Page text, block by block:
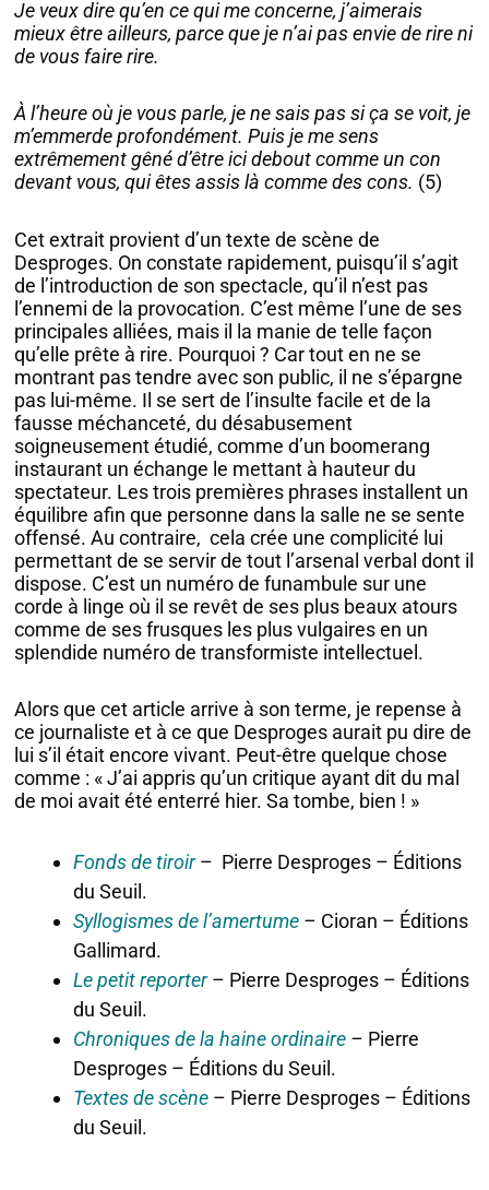
Je veux dire qu’en ce qui me concerne, j’aimerais
mieux être ailleurs, parce que je n’ai pas envie de rire ni
de vous faire rire.
À l’heure où je vous parle, je ne sais pas si ça se voit, je
m’emmerde profondément. Puis je me sens
extrêmement gêné d’être ici debout comme un con
devant vous, qui êtes assis là comme des cons. (5)
Cet extrait provient d’un texte de scène de
Desproges. On constate rapidement, puisqu’il s’agit
de l’introduction de son spectacle, qu’il n’est pas
l’ennemi de la provocation. C’est même l’une de ses
principales alliées, mais il la manie de telle façon
qu’elle prête à rire. Pourquoi ? Car tout en ne se
montrant pas tendre avec son public, il ne s’épargne
pas lui-même. Il se sert de l’insulte facile et de la
fausse méchanceté, du désabusement
soigneusement étudié, comme d’un boomerang
instaurant un échange le mettant à hauteur du
spectateur. Les trois premières phrases installent un
équilibre afin que personne dans la salle ne se sente
offensé. Au contraire, cela crée une complicité lui
permettant de se servir de tout l’arsenal verbal dont il
dispose. C’est un numéro de funambule sur une
corde à linge où il se revêt de ses plus beaux atours
comme de ses frusques les plus vulgaires en un
splendide numéro de transformiste intellectuel.
Alors que cet article arrive à son terme, je repense à
ce journaliste et à ce que Desproges aurait pu dire de
lui s’il était encore vivant. Peut-être quelque chose
comme : « J’ai appris qu’un critique ayant dit du mal
de moi avait été enterré hier. Sa tombe, bien ! »
Fonds de tiroir – Pierre Desproges – Éditions
du Seuil.
Syllogismes de l’amertume – Cioran – Éditions
Gallimard.
Le petit reporter– Pierre Desproges – Éditions
du Seuil.
Chroniques de la haine ordinaire – Pierre
Desproges – Éditions du Seuil.
Textes de scène – Pierre Desproges – Éditions
du Seuil.